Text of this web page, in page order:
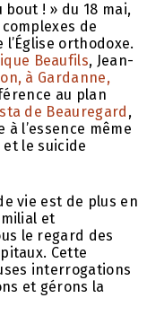
bout ! » du 18 mai,
de
orthodoxe.
Beaufils, Jean-
à Gardanne,
au plan
de Beauregard ,
l’essence même
et le suicide
vie est de plus en
et
le regard des
Cette
interrogations
et gérons la